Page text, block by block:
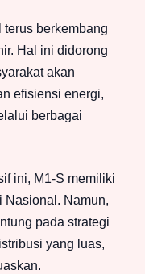
berkembang
Hal ini didorong
akan
efisiensi energi,
berbagai
ini, M1-S memiliki
Nasional. Namun,
pada strategi
yang luas,